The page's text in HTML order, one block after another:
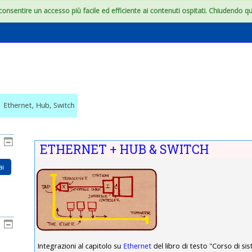
un accesso più facile ed efficiente ai contenuti ospitati. Chiudendo
Ethernet, Hub, Switch
Indice degli argomenti
ETHERNET + HUB & SWITCH
Integrazioni al capitolo su Ethernetdel libro di testo "Corso di